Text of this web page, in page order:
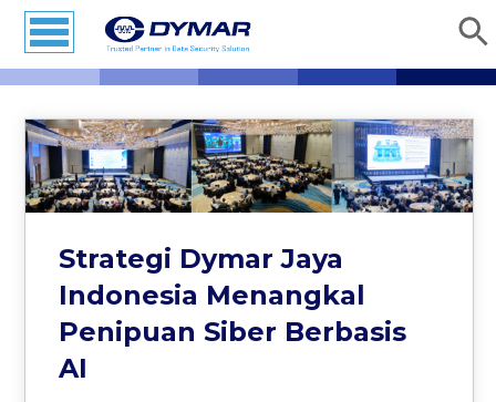
Strategi Dymar Jaya
Indonesia Menangkal
Penipuan Siber Berbasis
AI